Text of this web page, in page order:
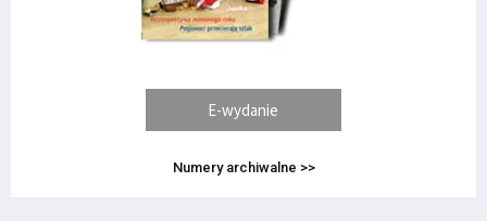
E-wydanie
Numery archiwalne >>